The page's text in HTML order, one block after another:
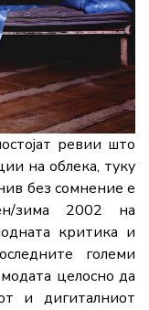
ревии што
на облека, туку
без сомнение е
зима 2002 на
критика и
големи
целосно да
и дигиталниот